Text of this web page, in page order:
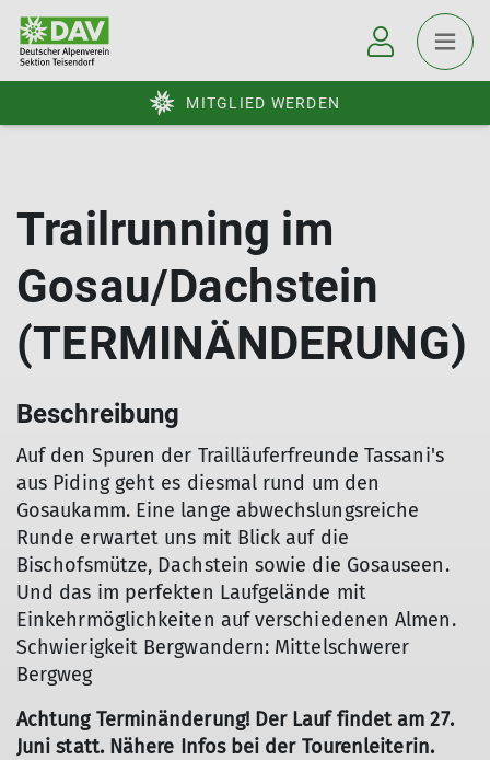
MITGLIED WERDEN
Trailrunning im
Gosau/Dachstein
(TERMINÄNDERUNG)
Beschreibung
Auf den Spuren der Trailläuferfreunde Tassani's
aus Piding geht es diesmal rund um den
Gosaukamm. Eine lange abwechslungsreiche
Runde erwartet uns mit Blick auf die
Bischofsmütze, Dachstein sowie die Gosauseen.
Und das im perfekten Laufgelände mit
Einkehrmöglichkeiten auf verschiedenen Almen.
Schwierigkeit Bergwandern: Mittelschwerer
Bergweg
Achtung Terminänderung! Der Lauf findet am 27.
Juni statt. Nähere Infos bei der Tourenleiterin.